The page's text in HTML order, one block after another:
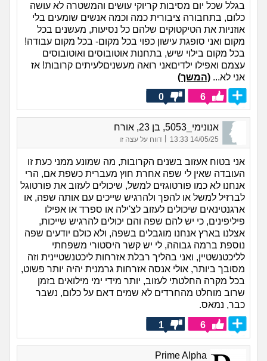
בגלל שכל יום מסיבות קריוקי עושים והמשטרה לא עושה
כלום, בתחבורה ציבורית כמה וכמה אנשים שומעים בלי
אוזניות את הטיקטוקים שלהם כל נסיעות, מעשנים בכל
מקום ואני סופגת עישון כפוי בכל מקום- בכל מקום עבודה!
בכל מקום בילוי שיש, בתחנות אוטובוסים ואוטובוסים
עצמם ואפילו ילדיםאני רואה מעשניםלעיתים קרובות! אז
אני לא... (המשך)
6
0
אנונימי_5053, בן 23, אורח
14/05/25 13:33 דווח על עצה זו
אני בטוח אעזוב בשנים הקרובות, מה שמונע ממני כעת זו
העובדה שאין לי שפה אחרת חוץ מעברית כשפת אם, הרי
אנחנו לא כמו פורטוגזים למשל, שיכולים לעזוב את פורטוגל
לברזיל למשל או להפך ולהרגיש שייכים עם אותה שפה, או
ארגנטינאים שיכולים לעזוב לצ'ילה או ספרד או אפילו
פיליפינים, כי יש להם שפה והם יכולים להרגיש שייכות,
אצלנו בארץ אנחנו מוגבלים בשפה, ולא כולם יודעים שפה
נוספת ברמה גבוהה, לי יש קשר היסטורי משפחתי
לליכטנשטיין, ואני בהליך רבלת אזרחות ליכטנשטיינית וזה
מסובך ביותר, אולי אנסה אזרחות גרמנית יהיה יותר פשוט,
בכל מקרה החלטתי לעזוב, יותר מידי ימי מילואים בזמן
שרוב מוחלט מהחרדים לא שמים דאם על כלום, נשבר
כבר, נמאס.
6
1
Prime Alpha